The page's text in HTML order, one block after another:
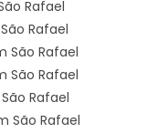
Rafael
Rafael
São Rafael
São Rafael
Rafael
São Rafael